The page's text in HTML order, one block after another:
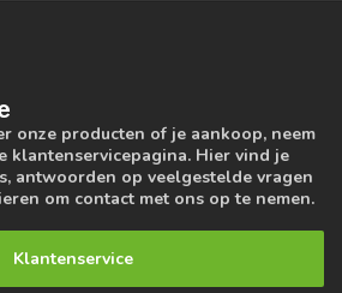
onze producten of je aankoop, neem
klantenservicepagina. Hier vind je
antwoorden op veelgestelde vragen
om contact met ons op te nemen.
Klantenservice